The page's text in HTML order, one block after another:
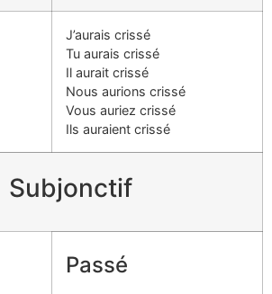
J’aurais crissé
Tu aurais crissé
Il aurait crissé
Nous aurions crissé
Vous auriez crissé
Ils auraient crissé
Subjonctif
Passé